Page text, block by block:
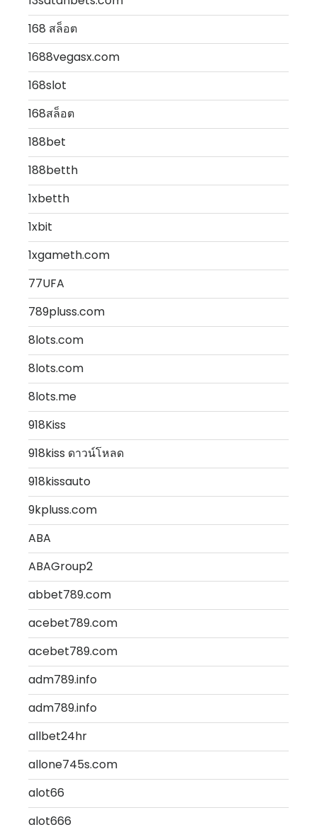
168 สล็อต
1688vegasx.com
168slot
168สล็อต
188bet
188betth
1xbetth
1xbit
1xgameth.com
77UFA
789pluss.com
8lots.com
8lots.com
8lots.me
918Kiss
918kiss ดาวน์โหลด
918kissauto
9kpluss.com
ABA
ABAGroup2
abbet789.com
acebet789.com
acebet789.com
adm789.info
adm789.info
allbet24hr
allone745s.com
alot66
alot666